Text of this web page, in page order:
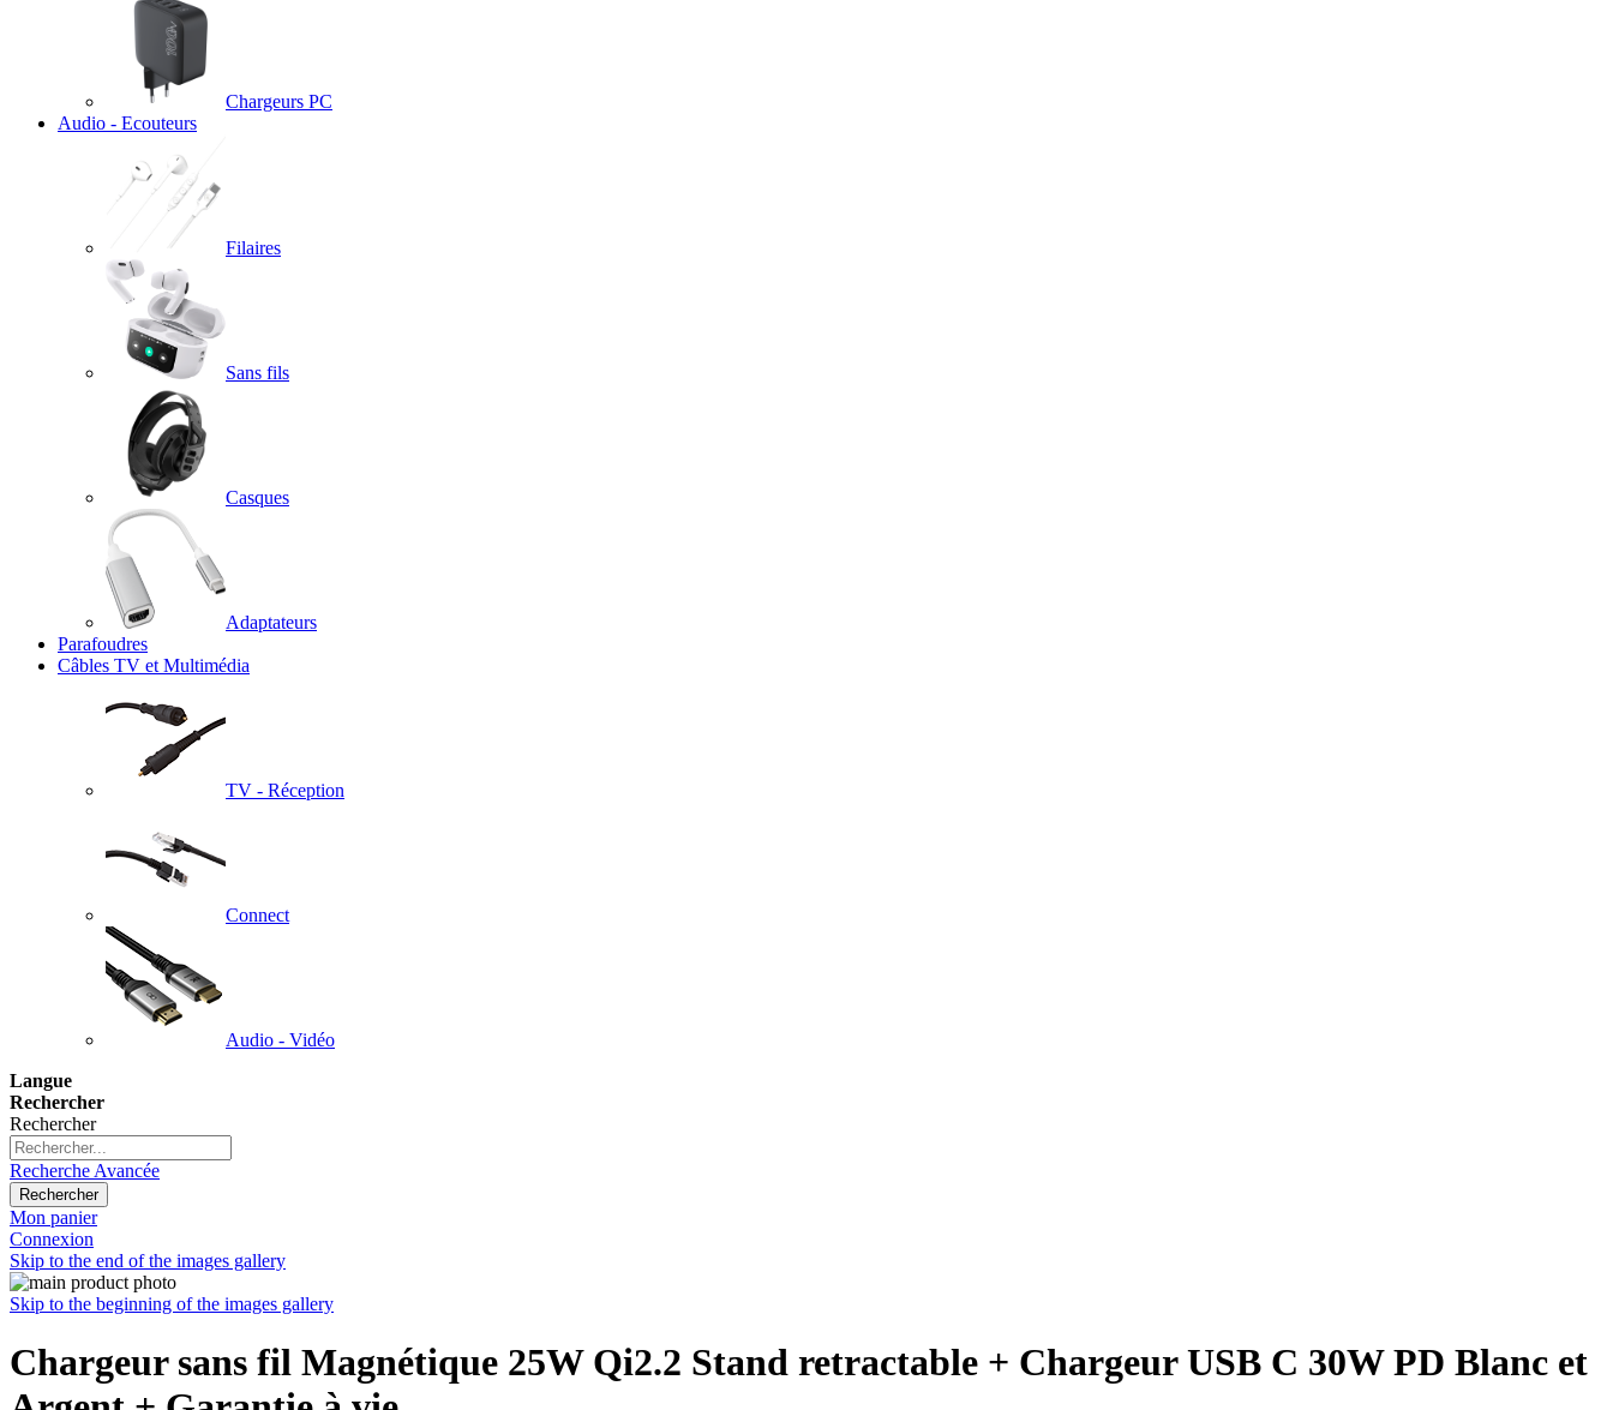
Chargeurs PC
Audio - Ecouteurs
Filaires
Sans fils
Casques
Adaptateurs
Parafoudres
Câbles TV et Multimédia
TV - Réception
Connect
Audio - Vidéo
Langue
Rechercher
Rechercher
Recherche Avancée
Rechercher
Mon panier
Connexion
Skip to the end of the images gallery
Skip to the beginning of the images gallery
Chargeur sans fil Magnétique 25W Qi2.2 Stand retractable + Chargeur USB C 30W PD Blanc et